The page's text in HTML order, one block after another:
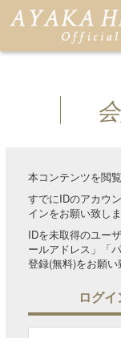
本コンテンツを閲
すでにIDのアカウ
インをお願い致しま
IDを未取得のユー
ールアドレス」「
登録(無料)をお願い
ログイ